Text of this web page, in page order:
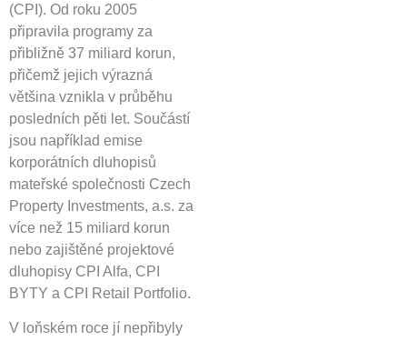
(CPI). Od roku 2005
připravila programy za
přibližně 37 miliard korun,
přičemž jejich výrazná
většina vznikla v průběhu
posledních pěti let. Součástí
jsou například emise
korporátních dluhopisů
mateřské společnosti Czech
Property Investments, a.s. za
více než 15 miliard korun
nebo zajištěné projektové
dluhopisy CPI Alfa, CPI
BYTY a CPI Retail Portfolio.
V loňském roce jí nepřibyly